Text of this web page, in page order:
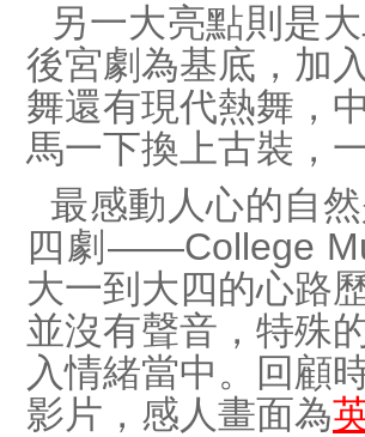
另一大亮點則是
後宮劇為基底，加
舞還有現代熱舞，
馬一下換上古裝，
最感動人心的自
四劇——College
大一到大四的心路
並沒有聲音，特殊
入情緒當中。回顧
影片，感人畫面為